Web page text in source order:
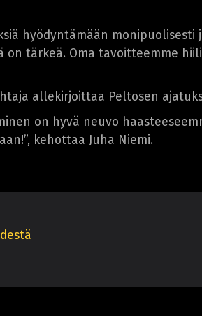
hyödyntämään
tärkeä. Oma tavoitteemme
allekirjoittaa Peltosen
on hyvä neuvo
kehottaa Juha Niemi.